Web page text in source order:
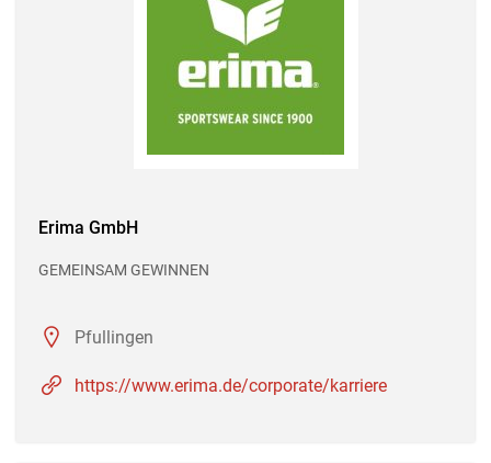
Erima GmbH
GEMEINSAM GEWINNEN
Pfullingen
https://www.erima.de/corporate/karriere